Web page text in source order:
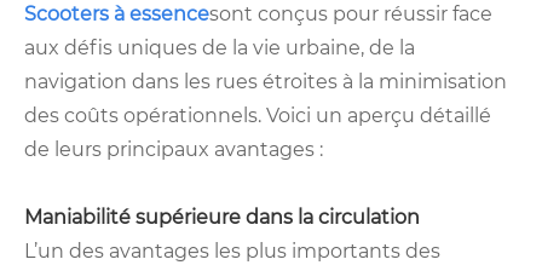
Scooters à essencesont conçus pour réussir face
aux défis uniques de la vie urbaine, de la
navigation dans les rues étroites à la minimisation
des coûts opérationnels. Voici un aperçu détaillé
de leurs principaux avantages :
Maniabilité supérieure dans la circulation
L’un des avantages les plus importants des